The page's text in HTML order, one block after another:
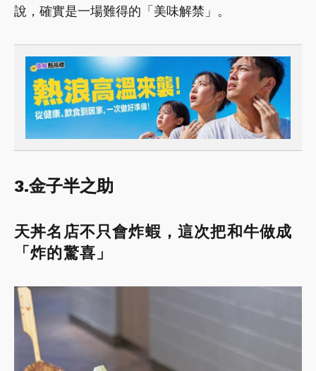
說，確實是一場難得的「美味解禁」。
3.金子半之助
天丼名店不只會炸蝦，這次把和牛做成
「炸的驚喜」